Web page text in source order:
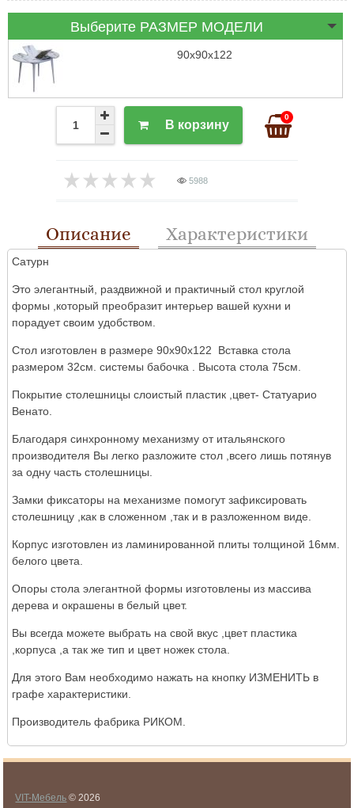
Выберите РАЗМЕР МОДЕЛИ
90х90х122
В корзину
0
5988
Описание Характеристики
Сатурн
Это элегантный, раздвижной и практичный стол круглой
формы ,который преобразит интерьер вашей кухни и
порадует своим удобством.
Стол изготовлен в размере 90х90х122 Вставка стола
размером 32см. системы бабочка . Высота стола 75см.
Покрытие столешницы слоистый пластик ,цвет- Статуарио
Венато.
Благодаря синхронному механизму от итальянского
производителя Вы легко разложите стол ,всего лишь потянув
за одну часть столешницы.
Замки фиксаторы на механизме помогут зафиксировать
столешницу ,как в сложенном ,так и в разложенном виде.
Корпус изготовлен из ламинированной плиты толщиной 16мм.
белого цвета.
Опоры стола элегантной формы изготовлены из массива
дерева и окрашены в белый цвет.
Вы всегда можете выбрать на свой вкус ,цвет пластика
,корпуса ,а так же тип и цвет ножек стола.
Для этого Вам необходимо нажать на кнопку ИЗМЕНИТЬ в
графе характеристики.
Производитель фабрика РИКОМ.
VIT-Мебель © 2026